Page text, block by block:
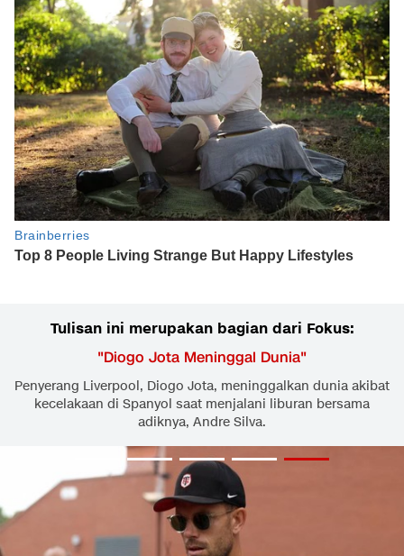
Tulisan ini merupakan bagian dari Fokus:
"Diogo Jota Meninggal Dunia"
Penyerang Liverpool, Diogo Jota, meninggalkan dunia akibat
kecelakaan di Spanyol saat menjalani liburan bersama
adiknya, Andre Silva.